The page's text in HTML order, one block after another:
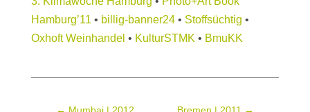
Hamburg’11• billig-banner24• Stoffsüchtig •
Oxhoft Weinhandel • KulturSTMK• BmuKK